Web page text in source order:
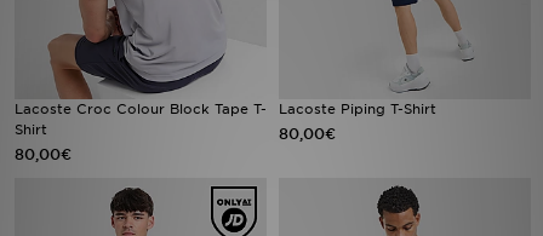
Lacoste Croc Colour Block Tape T-
Shirt
80,00€
Lacoste Piping T-Shirt
80,00€